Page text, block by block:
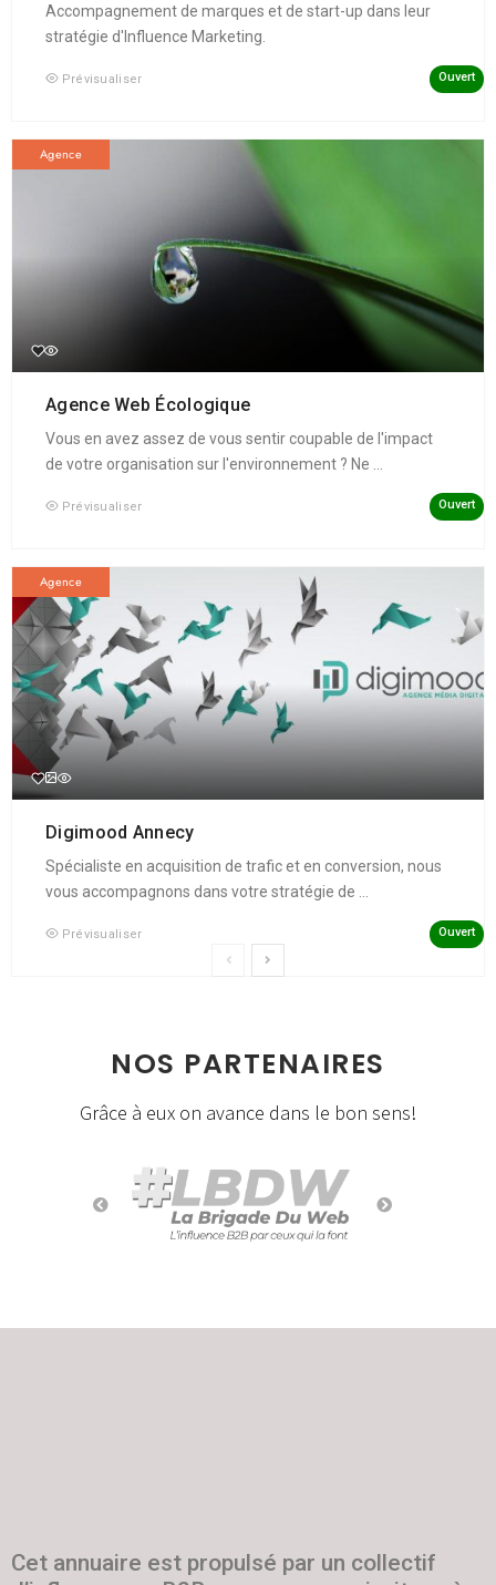
Accompagnement de marques et de start-up dans leur
stratégie d'Influence Marketing.
Prévisualiser Ouvert
Agence
Agence Web Écologique
Vous en avez assez de vous sentir coupable de l'impact
de votre organisation sur l'environnement ? Ne ...
Prévisualiser Ouvert
Agence
Digimood Annecy
Spécialiste en acquisition de trafic et en conversion, nous
vous accompagnons dans votre stratégie de ...
Prévisualiser Ouvert
NOS PARTENAIRES
Grâce à eux on avance dans le bon sens!
Cet annuaire est propulsé par un collectif